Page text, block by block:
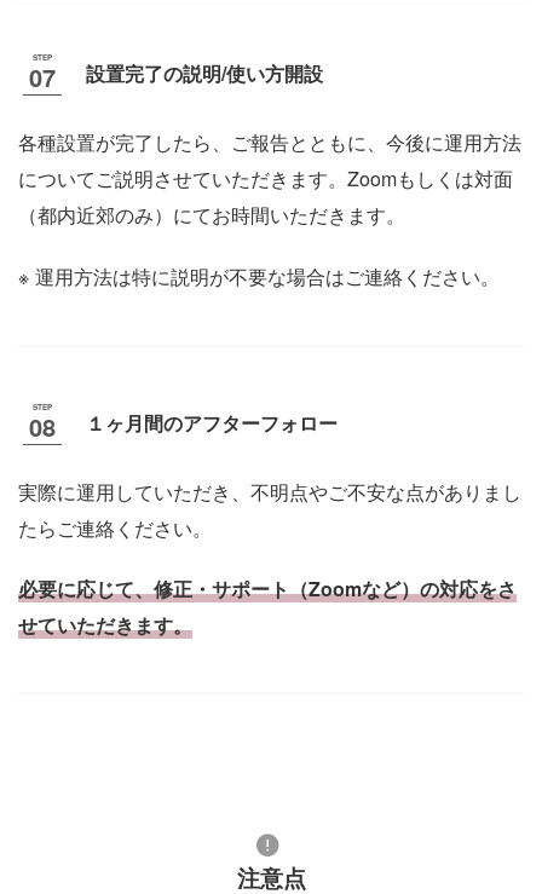
設置完了の説明/使い方開設
各種設置が完了したら、ご報告とともに、今後に運用方法
についてご説明させていただきます。Zoomもしくは対面
（都内近郊のみ）にてお時間いただきます。
運用方法は特に説明が不要な場合はご連絡ください。
１ヶ月間のアフターフォロー
実際に運用していただき、不明点やご不安な点がありまし
たらご連絡ください。
必要に応じて、修正・サポート（Zoomなど）の対応をさ
せていただきます。
注意点